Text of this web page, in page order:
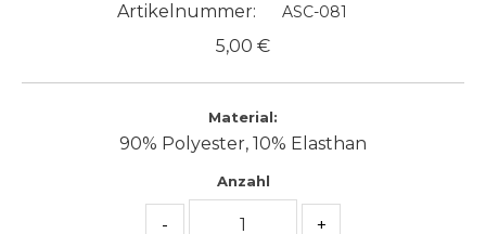
Artikelnummer: ASC-081
5,00 €
Material:
90% Polyester, 10% Elasthan
Anzahl
- +